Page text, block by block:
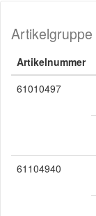
Artikelgruppe
Artikelnummer
61010497
61104940